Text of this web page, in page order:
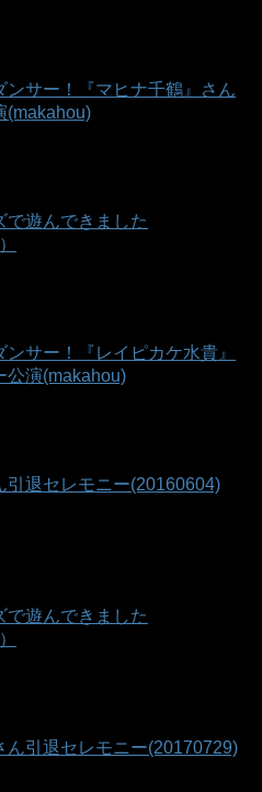
ンサー！『マヒナ千鶴』さん
(makahou)
で遊んできました
サー！『レイピカケ水貴』
公演(makahou)
引退セレモニー(20160604)
で遊んできました
ん引退セレモニー(20170729)